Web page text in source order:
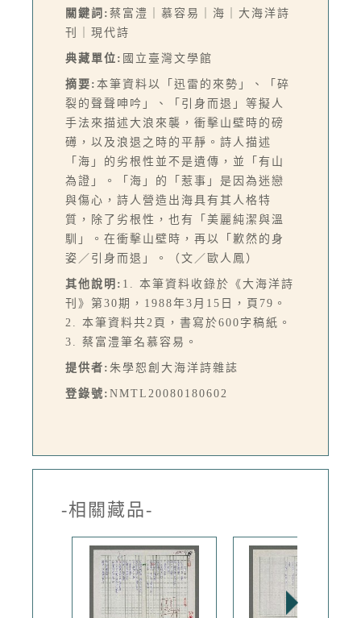
關鍵詞: 蔡富澧｜慕容易｜海｜大海洋詩
刊｜現代詩
典藏單位: 國立臺灣文學館
摘要: 本筆資料以「迅雷的來勢」、「碎
裂的聲聲呻吟」、「引身而退」等擬人
手法來描述大浪來襲，衝擊山壁時的磅
礡，以及浪退之時的平靜。詩人描述
「海」的劣根性並不是遺傳，並「有山
為證」。「海」的「惹事」是因為迷戀
與傷心，詩人營造出海具有其人格特
質，除了劣根性，也有「美麗純潔與溫
馴」。在衝擊山壁時，再以「歉然的身
姿／引身而退」。（文／歐人鳳）
其他說明: 1. 本筆資料收錄於《大海洋詩
刊》第30期，1988年3月15日，頁79。
2. 本筆資料共2頁，書寫於600字稿紙。
3. 蔡富澧筆名慕容易。
提供者: 朱學恕創大海洋詩雜誌
登錄號: NMTL20080180602
-相關藏品-